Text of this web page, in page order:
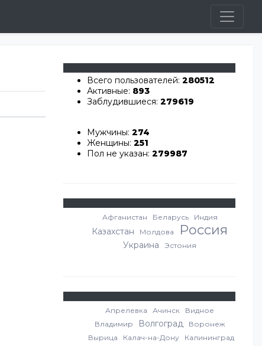
Всего пользователей: 280512
Активные: 893
Заблудившиеся: 279619
Мужчины: 274
Женщины: 251
Пол не указан: 279987
Афганистан Беларусь Индия
Казахстан Молдова Россия
Украина Эстония
Апрелевка Ачинск
Видное
Владимир
Волгоград
Воронеж
Вырица
Калач-на-Дону
Калининград